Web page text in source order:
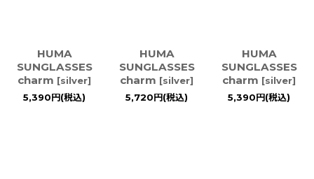
HUMA
SUNGLASSES
charm [silver]
5,390円(税込)
HUMA
SUNGLASSES
charm [silver]
5,720円(税込)
HUMA
SUNGLASSES
charm [silver]
5,390円(税込)